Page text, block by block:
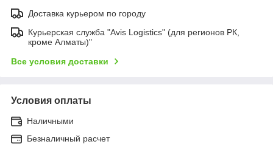
Доставка курьером по городу
Курьерская служба "Avis Logistics" (для регионов РК,
кроме Алматы)"
Все условия доставки
Условия оплаты
Наличными
Безналичный расчет